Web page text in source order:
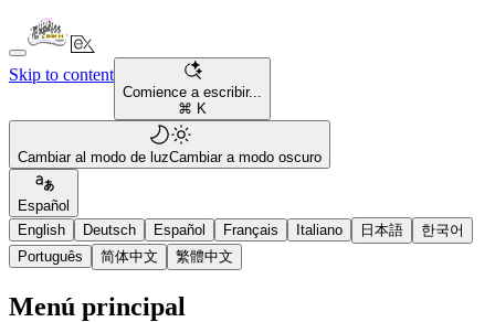
Skip to content
Comience a escribir...
⌘ K
Cambiar al modo de luzCambiar a modo oscuro
Español
English
Deutsch Español Français Italiano 日本語
한국어
Português
简体中文 繁體中文
Menú principal